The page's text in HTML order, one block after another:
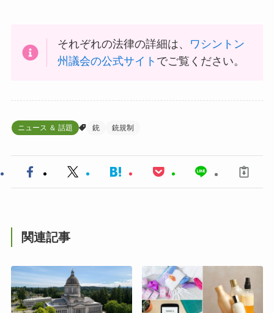
それぞれの法律の詳細は、 ワシントン
州議会の公式サイト でご覧ください。
ニュース ＆ 話題 銃 銃規制
関連記事